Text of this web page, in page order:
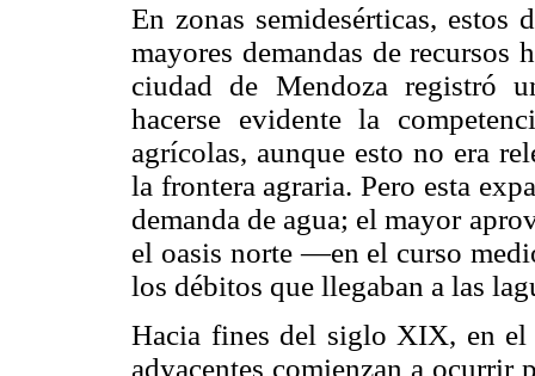
En zonas semidesérticas, estos
mayores demandas de
ciudad de Mendoza registró
hacerse evidente la
agrícolas, aunque esto no era
la frontera agraria. Pero esta
demanda de agua; el mayor
el oasis norte —en el curso
los débitos que llegaban a las
Hacia fines del siglo XIX, en el
adyacentes comienzan a ocurrir